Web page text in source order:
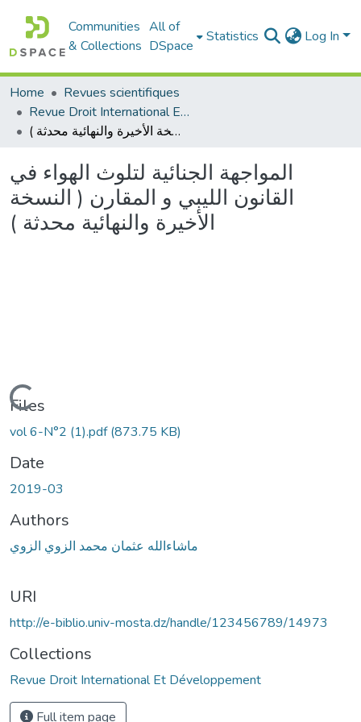
Communities
& Collections
All of
DSpace
Statistics Log In
Home
Revues scientifiques
Revue Droit International Et Développement
المواجهة الجنائية لتلوث الهواء في القانون الليبي و المقارن ( النسخة الأخيرة والنهائية محدثة )
المواجهة الجنائية لتلوث الهواء في
القانون الليبي و المقارن ( النسخة
الأخيرة والنهائية محدثة )
Loading...
Files
vol 6-N°2 (1).pdf(873.75 KB)
Date
2019-03
Authors
ماشاءالله عثمان محمد الزوي الزوي
URI
http://e-biblio.univ-mosta.dz/handle/123456789/14973
Collections
Revue Droit International Et Développement
Full item page